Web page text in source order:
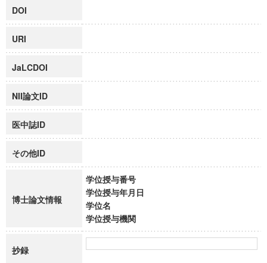
DOI
URI
JaLCDOI
NII論文ID
医中誌ID
その他ID
博士論文情報
学位授与番号
学位授与年月日
学位名
学位授与機関
抄録